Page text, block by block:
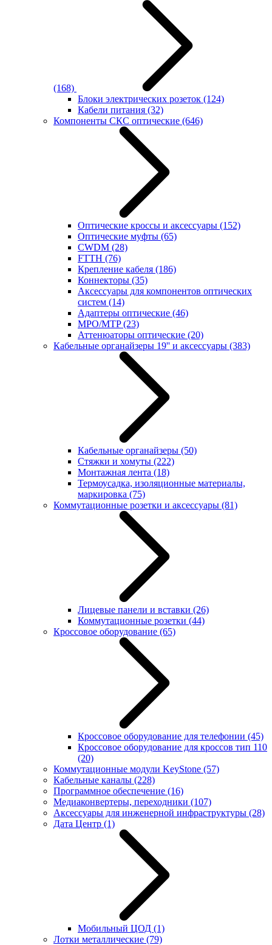
(168)
Блоки электрических розеток (124)
Кабели питания (32)
Компоненты СКС оптические (646)
Оптические кроссы и аксессуары (152)
Оптические муфты (65)
CWDM (28)
FTTH (76)
Крепление кабеля (186)
Коннекторы (35)
Аксессуары для компонентов оптических
систем (14)
Адаптеры оптические (46)
MPO/MTP(23)
Аттенюаторы оптические (20)
Кабельные органайзеры 19'' и аксессуары (383)
Кабельные органайзеры (50)
Стяжки и хомуты (222)
Монтажная лента (18)
Термоусадка, изоляционные материалы,
маркировка (75)
Коммутационные розетки и аксессуары (81)
Лицевые панели и вставки (26)
Коммутационные розетки (44)
Кроссовое оборудование (65)
Кроссовое оборудование для телефонии (45)
Кроссовое оборудование для кроссов тип 110
(20)
Коммутационные модули KeyStone (57)
Кабельные каналы (228)
Программное обеспечение (16)
Медиаконвертеры, переходники (107)
Аксессуары для инженерной инфраструктуры (28)
Дата Центр (1)
Мобильный ЦОД (1)
Лотки металлические (79)